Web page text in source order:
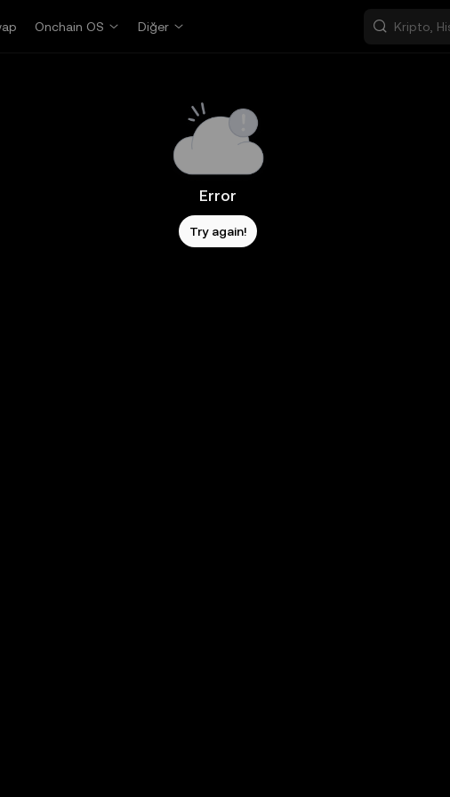
Onchain OS Diğer
Error
Try again!